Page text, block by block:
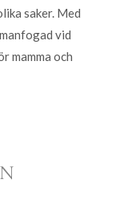
saker. Med
vid
mamma och